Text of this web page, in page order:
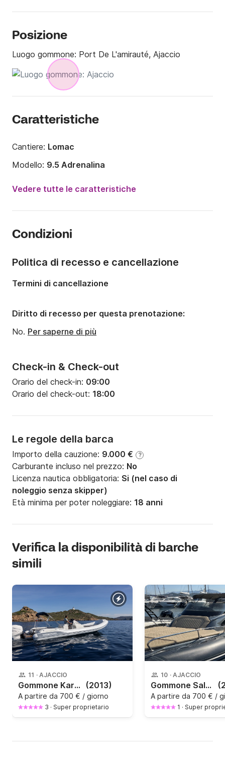
Posizione
Luogo gommone: Port De L'amirauté, Ajaccio
Caratteristiche
Cantiere: Lomac
Modello: 9.5 Adrenalina
500CV
Portata massima persone:
Vedere tutte le caratteristiche
Condizioni
Check-in & Check-out
Orario del check-in: 09:00
Orario del check-out: 18:00
Le regole della barca
Importo della cauzione: 9.000 € ?
Carburante incluso nel prezzo: No
Licenza nautica obbligatoria: Si (nel caso di
noleggio senza skipper)
Età minima per poter noleggiare: 18 anni
Politica di recesso e cancellazione
Termini di cancellazione
Diritto di recesso per questa prenotazione:
No. Per saperne di più
Verifica la disponibilità di barche
simili
11 · AJACCIO
Gommone Kardis Apache 880 350CV (2013)
A partire da 700 € / giorno
3 · Super proprietario
10 · AJACCIO
Gommone Salpa 30 450CV
A partire da 700 € /
1 · Super